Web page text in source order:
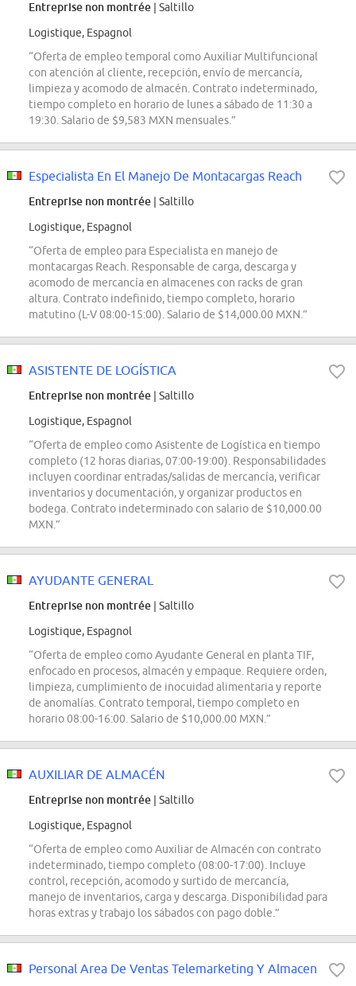
Entreprise non montrée | Saltillo
Logistique, Espagnol
“Oferta de empleo temporal como Auxiliar Multifuncional
con atención al cliente, recepción, envío de mercancía,
limpieza y acomodo de almacén. Contrato indeterminado,
tiempo completo en horario de lunes a sábado de 11:30 a
19:30. Salario de $9,583 MXN mensuales.”
Especialista En El Manejo De Montacargas Reach
Entreprise non montrée | Saltillo
Logistique, Espagnol
“Oferta de empleo para Especialista en manejo de
montacargas Reach. Responsable de carga, descarga y
acomodo de mercancía en almacenes con racks de gran
altura. Contrato indefinido, tiempo completo, horario
matutino (L-V 08:00-15:00). Salario de $14,000.00 MXN.”
ASISTENTE DE LOGÍSTICA
Entreprise non montrée | Saltillo
Logistique, Espagnol
“Oferta de empleo como Asistente de Logística en tiempo
completo (12 horas diarias, 07:00-19:00). Responsabilidades
incluyen coordinar entradas/salidas de mercancía, verificar
inventarios y documentación, y organizar productos en
bodega. Contrato indeterminado con salario de $10,000.00
MXN.”
AYUDANTE GENERAL
Entreprise non montrée | Saltillo
Logistique, Espagnol
“Oferta de empleo como Ayudante General en planta TIF,
enfocado en procesos, almacén y empaque. Requiere orden,
limpieza, cumplimiento de inocuidad alimentaria y reporte
de anomalías. Contrato temporal, tiempo completo en
horario 08:00-16:00. Salario de $10,000.00 MXN.”
AUXILIAR DE ALMACÉN
Entreprise non montrée | Saltillo
Logistique, Espagnol
“Oferta de empleo como Auxiliar de Almacén con contrato
indeterminado, tiempo completo (08:00-17:00). Incluye
control, recepción, acomodo y surtido de mercancía,
manejo de inventarios, carga y descarga. Disponibilidad para
horas extras y trabajo los sábados con pago doble.”
Personal Area De Ventas Telemarketing Y Almacen